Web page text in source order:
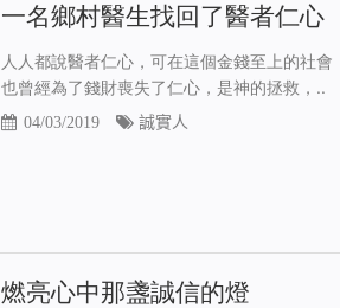
一名鄉村醫生找回了醫者仁心
人人都說醫者仁心，可在這個金錢至上的社
也曾經為了錢財喪失了仁心，是神的拯救，..
04/03/2019 誠實人
燃亮心中那盞誠信的燈